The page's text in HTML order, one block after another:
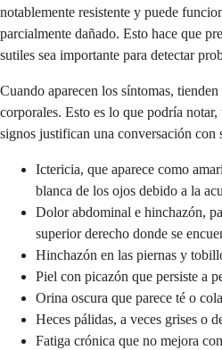
notablemente resistente y puede
parcialmente dañado. Esto hace que
sutiles sea importante para detectar
Cuando aparecen los síntomas,
corporales. Esto es lo que podría
signos justifican una conversación con
Ictericia, que aparece como
blanca de los ojos debido a la
Dolor abdominal e hinchazón,
superior derecho donde se
Hinchazón en las piernas y
Piel con picazón que persiste a
Orina oscura que parece té o cola
Heces pálidas, a veces grises o
Fatiga crónica que no mejora